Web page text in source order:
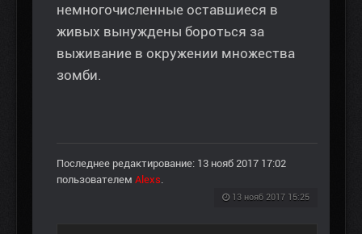
немногочисленные оставшиеся в
живых вынуждены бороться за
выживание в окружении множества
зомби.
Последнее редактирование: 13 нояб 2017 17:02
пользователем Alexs
13 нояб 2017 15:25